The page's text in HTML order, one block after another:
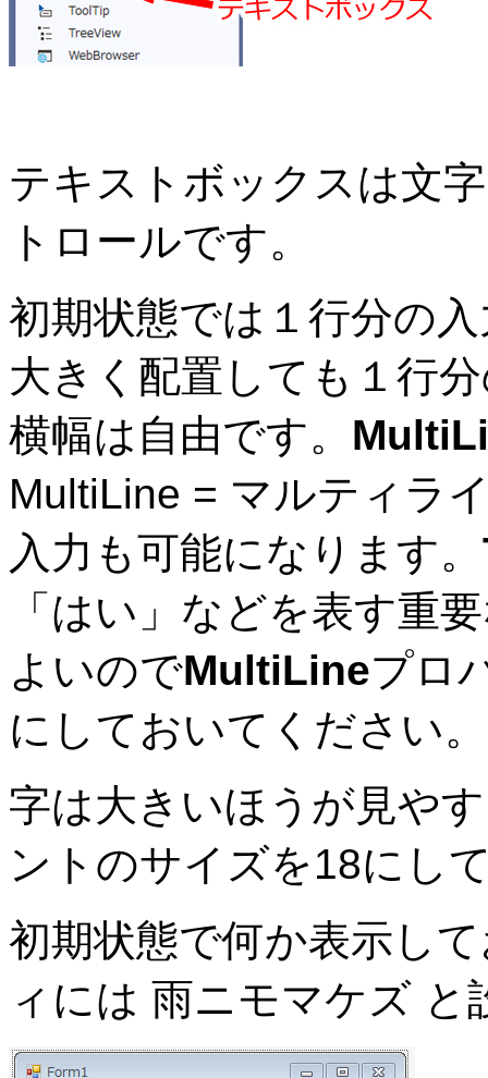
テキストボックスは文
トロールです。
初期状態では１行分の
大きく配置しても１行
横幅は自由です。
MultiLine = マルティラ
入力も可能になります。
「はい」などを表す重
よいのでMultiLineプロ
にしておいてください。
字は大きいほうが見や
ントのサイズを18にし
初期状態で何か表示し
ィには 雨ニモマケズ と